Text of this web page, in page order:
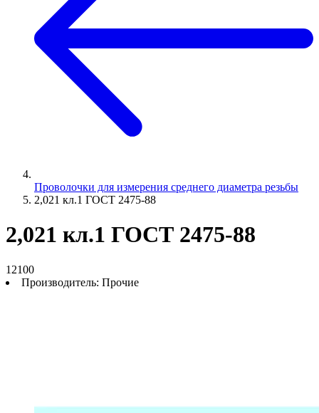
Проволочки для измерения среднего диаметра резьбы
2,021 кл.1 ГОСТ 2475-88
2,021 кл.1 ГОСТ 2475-88
12100
Производитель: Прочие